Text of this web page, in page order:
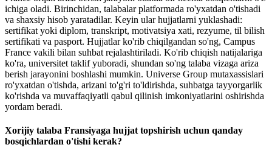
ichiga oladi. Birinchidan, talabalar platformada ro'yxatdan o'tishadi
va shaxsiy hisob yaratadilar. Keyin ular hujjatlarni yuklashadi:
sertifikat yoki diplom, transkript, motivatsiya xati, rezyume, til bilish
sertifikati va pasport. Hujjatlar ko'rib chiqilgandan so'ng, Campus
France vakili bilan suhbat rejalashtiriladi. Ko'rib chiqish natijalariga
ko'ra, universitet taklif yuboradi, shundan so'ng talaba vizaga ariza
berish jarayonini boshlashi mumkin. Universe Group mutaxassislari
ro'yxatdan o'tishda, arizani to'g'ri to'ldirishda, suhbatga tayyorgarlik
ko'rishda va muvaffaqiyatli qabul qilinish imkoniyatlarini oshirishda
yordam beradi.
Xorijiy talaba Fransiyaga hujjat topshirish uchun qanday
bosqichlardan o'tishi kerak?